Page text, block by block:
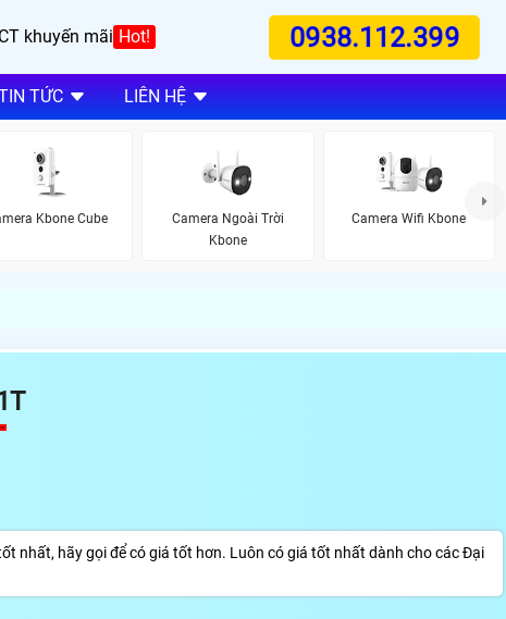
CT khuyến mãi Hot! 0938.112.399
TỨC LIÊN HỆ
Kbone Cube
Camera Ngoài Trời
Kbone
Camera Wifi Kbone
nhất, hãy gọi để có giá tốt hơn. Luôn có giá tốt nhất dành cho các Đại